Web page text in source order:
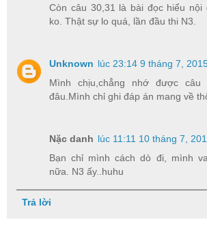
Còn câu 30,31 là bài đọc hiểu nội
ko. Thật sự lo quá, lần đầu thi N3.
Unknown lúc 23:14 9 tháng 7,
Mình chịu,chẳng nhớ được
đâu.Mình chỉ ghi đáp án mang về
Nặc danh lúc 11:11 10 tháng 7,
Bạn chỉ mình cách dò đi, mình
nữa. N3 ấy..huhu
Trả lời